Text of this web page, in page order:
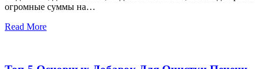
огромные суммы на…
Read More